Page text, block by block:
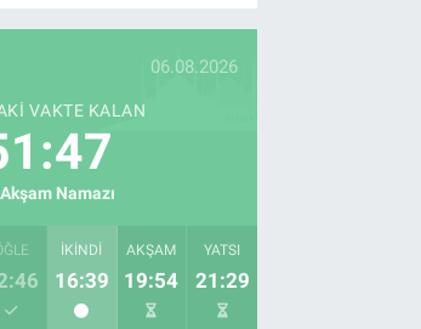
06.08.2026
VAKTE KALAN
Akşam Namazı
İKINDI
16:39
AKŞAM
19:54
YATSI
21:29